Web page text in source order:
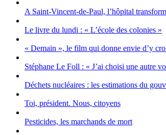
A Saint-Vincent-de-Paul, l’hôpital
Le livre du lundi : « L’école des colonies »
« Demain », le film qui donne envie d’y
Stéphane Le Foll : « J’ai choisi une autre
Déchets nucléaires : les estimations du
Toi, président. Nous, citoyens
Pesticides, les marchands de mort